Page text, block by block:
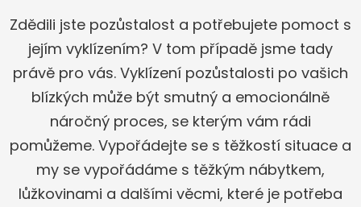
Zdědili jste pozůstalost a potřebujete pomoct s
jejím vyklízením? V tom případě jsme tady
právě pro vás. Vyklízení pozůstalosti po vašich
blízkých může být smutný a emocionálně
náročný proces, se kterým vám rádi
pomůžeme. Vypořádejte se s těžkostí situace a
my se vypořádáme s těžkým nábytkem,
lůžkovinami a dalšími věcmi, které je potřeba